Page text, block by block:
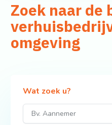
Zoek naar de
omgeving
Wat zoek u?